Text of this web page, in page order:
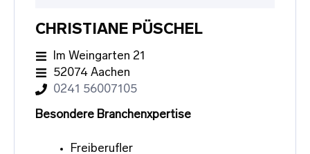
CHRISTIANE PÜSCHEL
Im Weingarten 21
52074 Aachen
0241 56007105
Besondere Branchenxpertise
Freiberufler